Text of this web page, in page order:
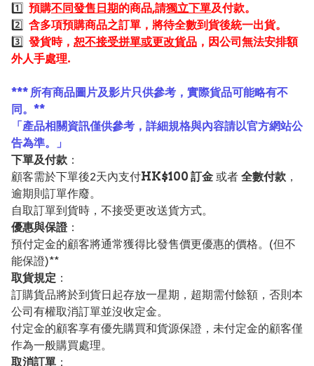
1️⃣ 預購不同發售日期的商品,請獨立下單及付款。
2️⃣ 含多項預購商品之訂單，將待全數到貨後統一出貨。
3️⃣ 發貨時， 恕不接受拼單或更改貨品 ，因公司無法安排額
外人手處理.
*** 所有商品圖片及影片只供參考，實際貨品可能略有不
同。**
「產品相關資訊僅供參考，詳細規格與內容請以官方網站公
告為準。」
下單及付款 ：
顧客需於下單後2天內支付HK$100 訂金 或者 全數付款 ，
逾期則訂單作廢。
自取訂單到貨時，不接受更改送貨方式。
優惠與保證：
預付定金的顧客將通常獲得比發售價更優惠的價格。(但不
能保證)**
取貨規定 ：
訂購貨品將於到貨日起存放一星期，超期需付餘額，否則本
公司有權取消訂單並沒收定金。
付定金的顧客享有優先購買和貨源保證，未付定金的顧客僅
作為一般購買處理。
取消訂單 ：